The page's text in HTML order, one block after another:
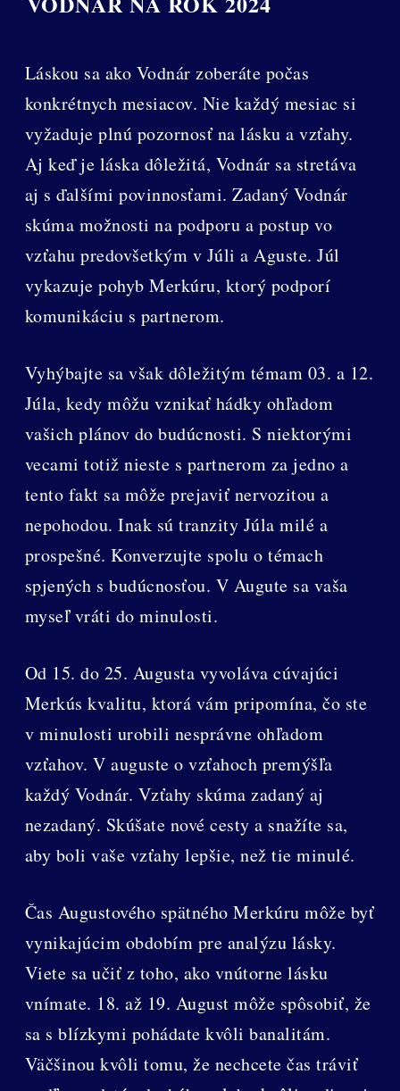
Láskou sa ako Vodnár zoberáte počas
konkrétnych mesiacov. Nie každý mesiac si
vyžaduje plnú pozornosť na lásku a vzťahy.
Aj keď je láska dôležitá, Vodnár sa stretáva
aj s ďalšími povinnosťami. Zadaný Vodnár
skúma možnosti na podporu a postup vo
vzťahu predovšetkým v Júli a Aguste. Júl
vykazuje pohyb Merkúru, ktorý podporí
komunikáciu s partnerom.
Vyhýbajte sa však dôležitým témam 03. a 12.
Júla, kedy môžu vznikať hádky ohľadom
vašich plánov do budúcnosti. S niektorými
vecami totiž nieste s partnerom za jedno a
tento fakt sa môže prejaviť nervozitou a
nepohodou. Inak sú tranzity Júla milé a
prospešné. Konverzujte spolu o témach
spjených s budúcnosťou. V Augute sa vaša
myseľ vráti do minulosti.
Od 15. do 25. Augusta vyvoláva cúvajúci
Merkús kvalitu, ktorá vám pripomína, čo ste
v minulosti urobili nesprávne ohľadom
vzťahov. V auguste o vzťahoch premýšľa
každý Vodnár. Vzťahy skúma zadaný aj
nezadaný. Skúšate nové cesty a snažíte sa,
aby boli vaše vzťahy lepšie, než tie minulé.
Čas Augustového spätného Merkúru môže byť
vynikajúcim obdobím pre analýzu lásky.
Viete sa učiť z toho, ako vnútorne lásku
vnímate. 18. až 19. August môže spôsobiť, že
sa s blízkymi pohádate kvôli banalitám.
Väčšinou kvôli tomu, že nechcete čas tráviť